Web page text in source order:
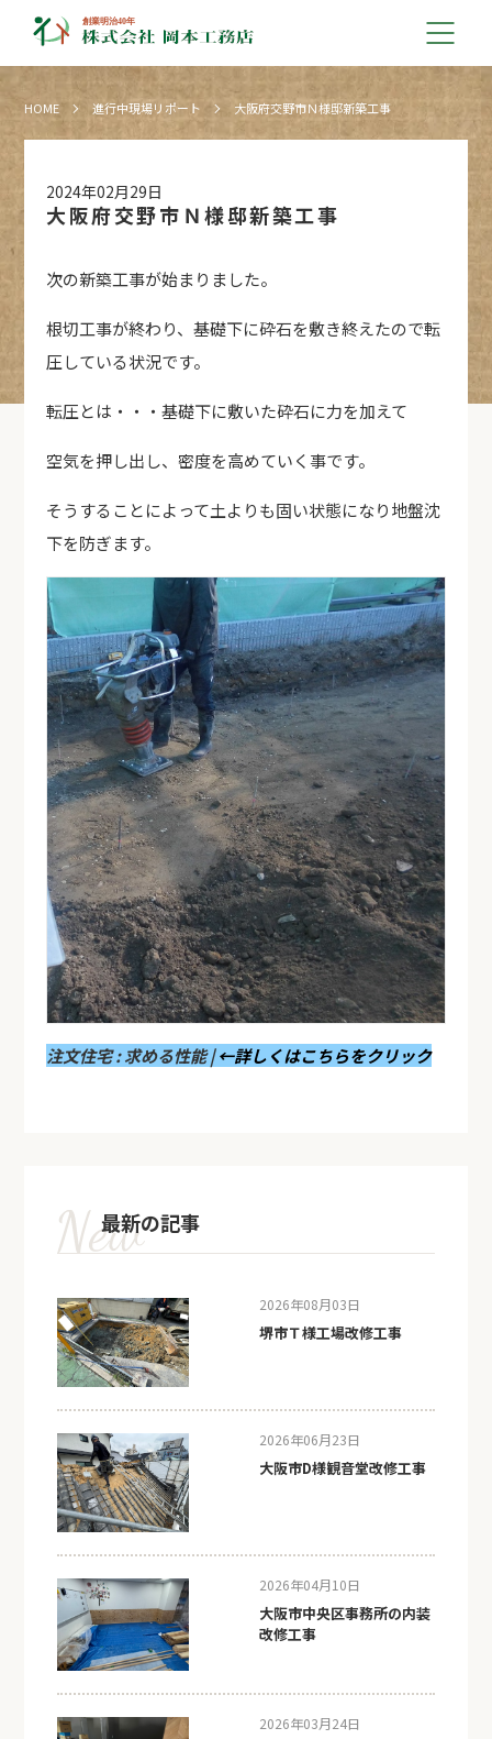
HOME 進行中現場リポート 大阪府交野市Ｎ様邸新築工事
2024年02月29日
大阪府交野市Ｎ様邸新築工事
次の新築工事が始まりました。
根切工事が終わり、基礎下に砕石を敷き終えたので転
圧している状況です。
転圧とは・・・基礎下に敷いた砕石に力を加えて
空気を押し出し、密度を高めていく事です。
そうすることによって土よりも固い状態になり地盤沈
下を防ぎます。
注文住宅 : 求める性能 |←詳しくはこちらをクリック
最新の記事
2026年08月03日
堺市Ｔ様工場改修工事
2026年06月23日
大阪市D様観音堂改修工事
2026年04月10日
大阪市中央区事務所の内装
改修工事
2026年03月24日